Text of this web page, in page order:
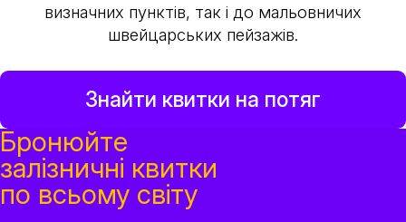
визначних пунктів, так і до мальовничих
швейцарських пейзажів.
Знайти квитки на потяг
Бронюйте
залізничні квитки
по всьому світу